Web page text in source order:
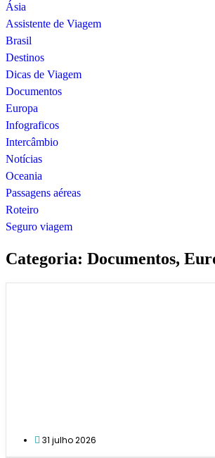
Ásia
Assistente de Viagem
Brasil
Destinos
Dicas de Viagem
Documentos
Europa
Infograficos
Intercâmbio
Notícias
Oceania
Passagens aéreas
Roteiro
Seguro viagem
Categoria: Documentos,
31 julho 2026